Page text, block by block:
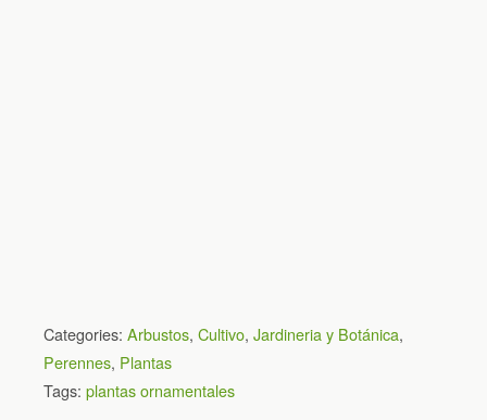
Categories: Arbustos, Cultivo, Jardineria y Botánica,
Perennes, Plantas
Tags: plantas ornamentales